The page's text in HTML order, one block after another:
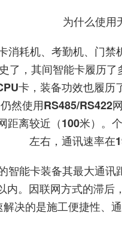
为什么使用
消耗机、考勤机、门
了，其间智能卡履历
卡，装备功效也履
然使用RS485/RS422
距离较近（100米）。
左右，通讯速率在
智能卡装备其最大通
内。因联网方式的滞
解决的是施工便捷性、